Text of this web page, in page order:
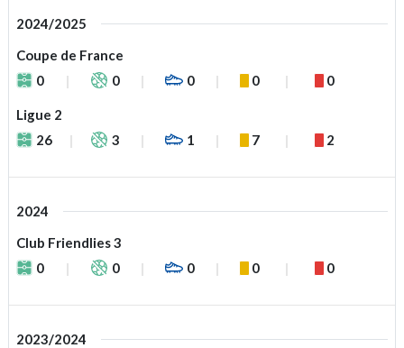
2024/2025
Coupe de France
0
0 0 0 0
Ligue 2
26
3 1 7 2
2024
Club Friendlies 3
0
0 0 0 0
2023/2024